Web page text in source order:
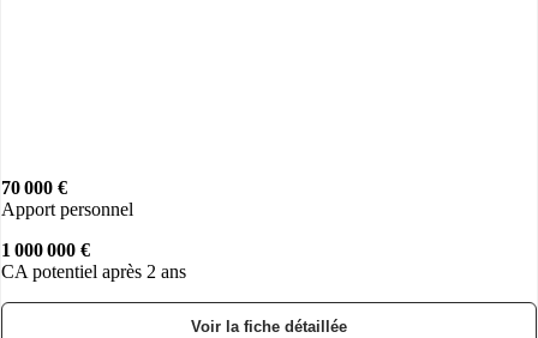
70 000 €
Apport personnel
1 000 000 €
CA potentiel après 2 ans
Voir la fiche détaillée